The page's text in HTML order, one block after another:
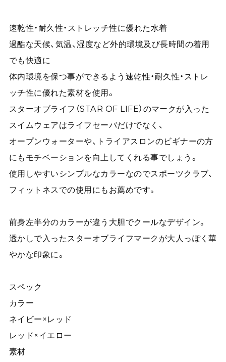
速乾性・耐久性・ストレッチ性に優れた水着
過酷な天候、気温、湿度など外的環境及び長時間の着用
でも快適に
体内環境を保つ事ができるよう速乾性・耐久性・ストレ
ッチ性に優れた素材を使用。
スターオブライフ（STAR OF LIFE）のマークが入った
スイムウェアはライフセーバだけでなく、
オープンウォーターや、トライアスロンのビギナーの方
にもモチベーションを向上してくれる事でしょう。
使用しやすいシンプルなカラーなのでスポーツクラブ、
フィットネスでの使用にもお薦めです。
前身左半分のカラーが違う大胆でクールなデザイン。
透かしで入ったスターオブライフマークが大人っぽく華
やかな印象に。
スペック
カラー
ネイビー×レッド
レッド×イエロー
素材